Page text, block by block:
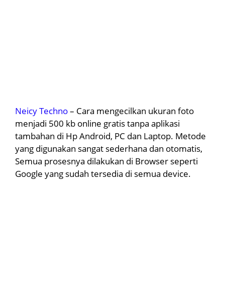
Neicy Techno– Cara mengecilkan ukuran foto
menjadi 500 kb online gratis tanpa aplikasi
tambahan di Hp Android, PC dan Laptop. Metode
yang digunakan sangat sederhana dan otomatis,
Semua prosesnya dilakukan di Browser seperti
Google yang sudah tersedia di semua device.